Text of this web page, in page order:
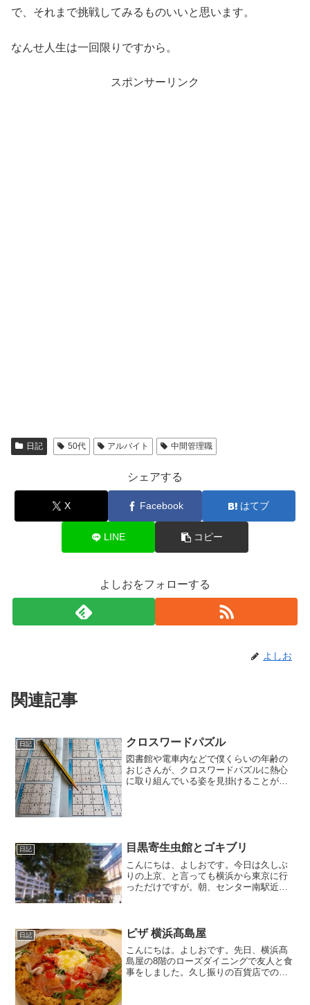
で、それまで挑戦してみるものいいと思います。
なんせ人生は一回限りですから。
スポンサーリンク
日記 50代 アルバイト 中間管理職
シェアする
X Facebook はてブ
LINE コピー
よしおをフォローする
よしお
関連記事
日記 クロスワードパズル
図書館や電車内などで僕くらいの年齢の
おじさんが、クロスワードパズルに熱心
に取り組んでいる姿を見掛けることがよ
日記 目黒寄生虫館とゴキブリ
こんにちは、よしおです。今日は久しぶ
りの上京、と言っても横浜から東京に行
っただけですが。朝、センター南駅近く
時過ぎにセンター南駅を...
日記 ピザ 横浜髙島屋
こんにちは。よしおです。先日、横浜髙
島屋の8階のローズダイニングで友人と食
事をしました。久し振りの百貨店での食